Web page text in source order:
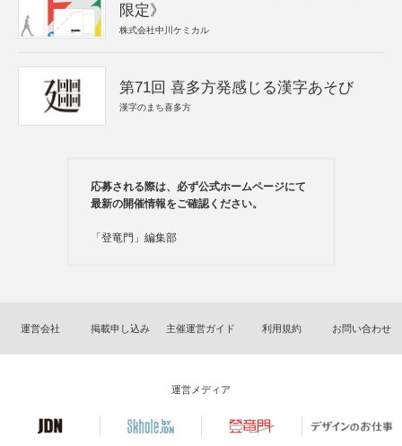
限定》
株式会社中川ケミカル
第71回 喜多方発感じる漢字あそび
漢字のまち喜多方
応募される際は、必ず公式ホームページにて
最新の開催情報をご確認ください。
「登竜門」編集部
運営会社 掲載申し込み 主催運営ガイド 利用規約 お問い合わせ
運営メディア